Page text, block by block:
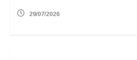
29/07/2026